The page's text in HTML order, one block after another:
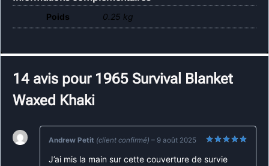
Poids 0.25 kg
14 avis pour 1965 Survival Blanket
Waxed Khaki
5
Andrew Petit (client confirmé) – 9 août 2025
J’ai mis la main sur cette couverture de survie